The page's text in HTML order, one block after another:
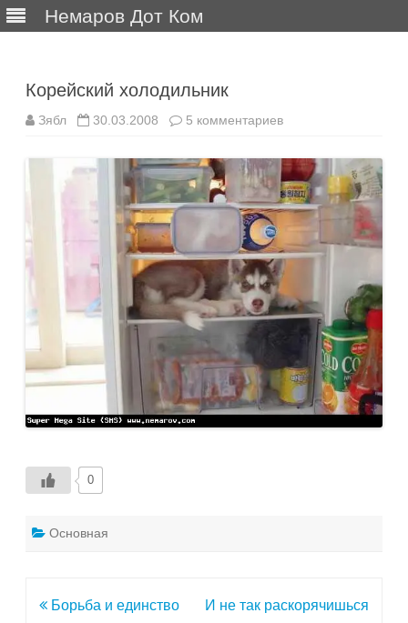
Немаров Дот Ком
Корейский холодильник
Зябл 30.03.2008 5 комментариевк
холодильник
0
Основная
Навигация
Борьба и единство И не так раскорячишься